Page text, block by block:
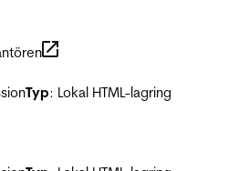
Typ: Lokal HTML-lagring